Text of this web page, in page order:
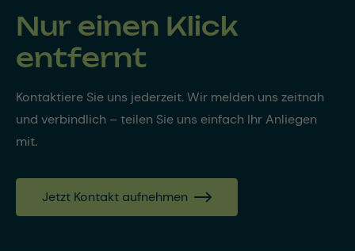
Nur einen Klick
entfernt
Kontaktiere Sie uns jederzeit. Wir melden uns zeitnah
und verbindlich – teilen Sie uns einfach Ihr Anliegen
mit.
Jetzt Kontakt aufnehmen